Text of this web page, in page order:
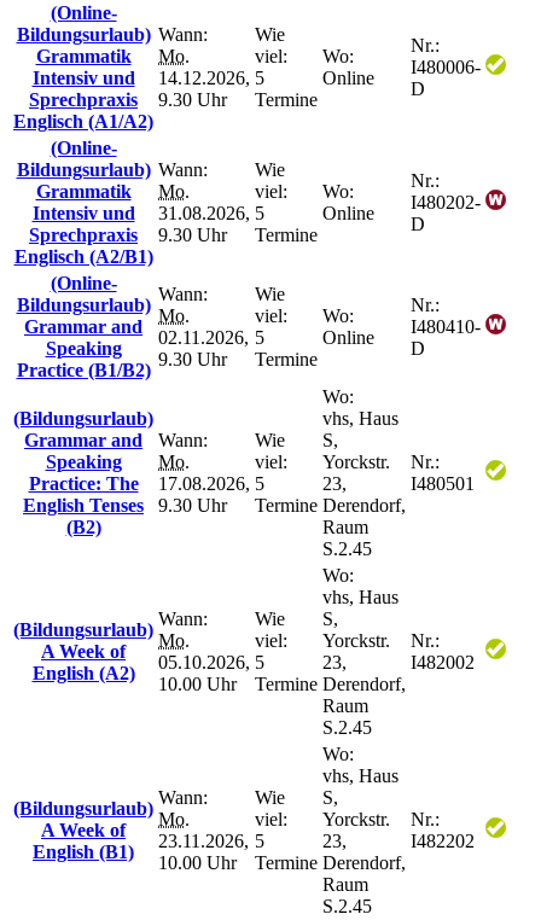
(Online-
Bildungsurlaub)
Grammatik
Intensiv und
Sprechpraxis
Englisch (A1/A2)
Wann:
Mo.
14.12.2026,
9.30 Uhr
Wie
viel:
5
Termine
Wo:
Online
Nr.:
I480006-
D
(Online-
Bildungsurlaub)
Grammatik
Intensiv und
Sprechpraxis
Englisch (A2/B1)
Wann:
Mo.
31.08.2026,
9.30 Uhr
Wie
viel:
5
Termine
Wo:
Online
Nr.:
I480202-
D
(Online-
Bildungsurlaub)
Grammar and
Speaking
Practice (B1/B2)
Wann:
Mo.
02.11.2026,
9.30 Uhr
Wie
viel:
5
Termine
Wo:
Online
Nr.:
I480410-
D
(Bildungsurlaub)
Grammar and
Speaking
Practice: The
English Tenses
(B2)
Wann:
Mo.
17.08.2026,
9.30 Uhr
Wie
viel:
5
Termine
Wo:
vhs, Haus
S,
Yorckstr.
23,
Derendorf,
Raum
S.2.45
Nr.:
I480501
(Bildungsurlaub)
A Week of
English (A2)
Wann:
Mo.
05.10.2026,
10.00 Uhr
Wie
viel:
5
Termine
Wo:
vhs, Haus
S,
Yorckstr.
23,
Derendorf,
Raum
S.2.45
Nr.:
I482002
(Bildungsurlaub)
A Week of
English (B1)
Wann:
Mo.
23.11.2026,
10.00 Uhr
Wie
viel:
5
Termine
Wo:
vhs, Haus
S,
Yorckstr.
23,
Derendorf,
Raum
S.2.45
Nr.:
I482202